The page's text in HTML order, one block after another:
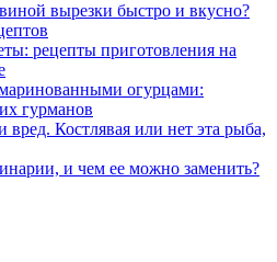
вырезки быстро и вкусно?
рецепты приготовления на
огурцами:
гурманов
вред. Костлявая или нет эта рыба,
и чем ее можно заменить?